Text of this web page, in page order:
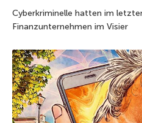
Cyberkriminelle hatten im
Finanzunternehmen im Visier